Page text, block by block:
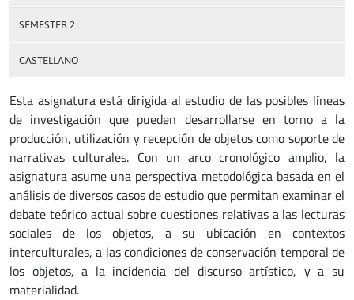
SEMESTER 2
CASTELLANO
Esta asignatura está dirigida al estudio de las posibles líneas
de investigación que pueden desarrollarse en torno a la
producción, utilización y recepción de objetos como soporte de
narrativas culturales. Con un arco cronológico amplio, la
asignatura asume una perspectiva metodológica basada en el
análisis de diversos casos de estudio que permitan examinar el
debate teórico actual sobre cuestiones relativas a las lecturas
sociales de los objetos, a su ubicación en contextos
interculturales, a las condiciones de conservación temporal de
los objetos, a la incidencia del discurso artístico, y a su
materialidad.